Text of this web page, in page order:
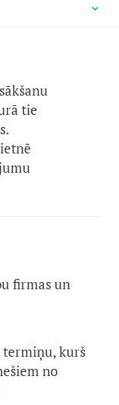
tie
firmas un
kurš
no